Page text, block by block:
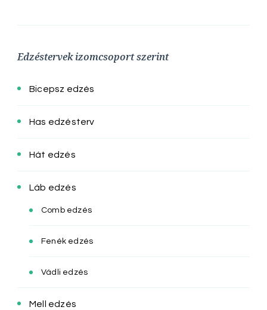
Edzéstervek izomcsoport szerint
Bicepsz edzés
Has edzésterv
Hát edzés
Láb edzés
Comb edzés
Fenék edzés
Vádli edzés
Mell edzés